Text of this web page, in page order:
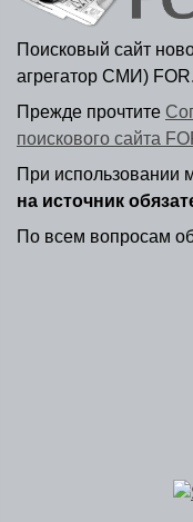
Поисковый сайт
агрегатор СМИ)
Прежде прочтите
поискового сайта
При использовании
на источник
По всем вопросам